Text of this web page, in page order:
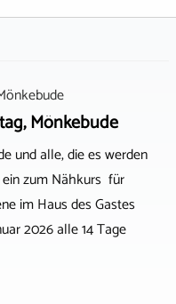
Mönkebude
und alle, die es werden
zum Nähkurs für
im Haus des Gastes
2026 alle 14 Tage